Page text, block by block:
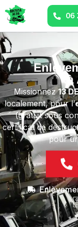
06
à
Missionnez13
localement, pour l’
(gratuit sous
certificat de
pour